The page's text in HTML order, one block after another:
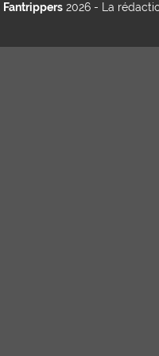
Fantrippers 2026 - La